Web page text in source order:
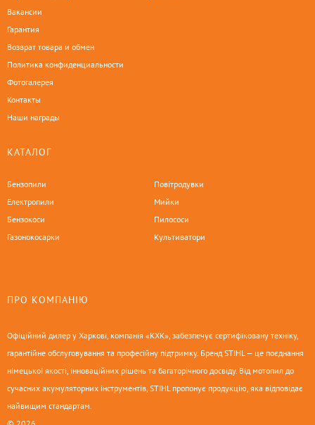
Вакансии
Гарантия
Возврат товара и обмен
Политика конфиденциальности
Фотогалерея
Контакты
Наши награды
КАТАЛОГ
Бензопили
Електропили
Бензокоси
Газонокосарки
Повітродувки
Мийки
Пилососи
Культиватори
ПРО КОМПАНІЮ
Офіційний дилер у Харкові, компанія «КХК», забезпечує сертифіковану техніку,
гарантійне обслуговування та професійну підтримку. Бренд STIHL — це поєднання
німецької якості, інноваційних рішень та багаторічного досвіду. Від мотопил до
сучасних акумуляторних інструментів, STIHL пропонує продукцію, яка відповідає
найвищим стандартам.